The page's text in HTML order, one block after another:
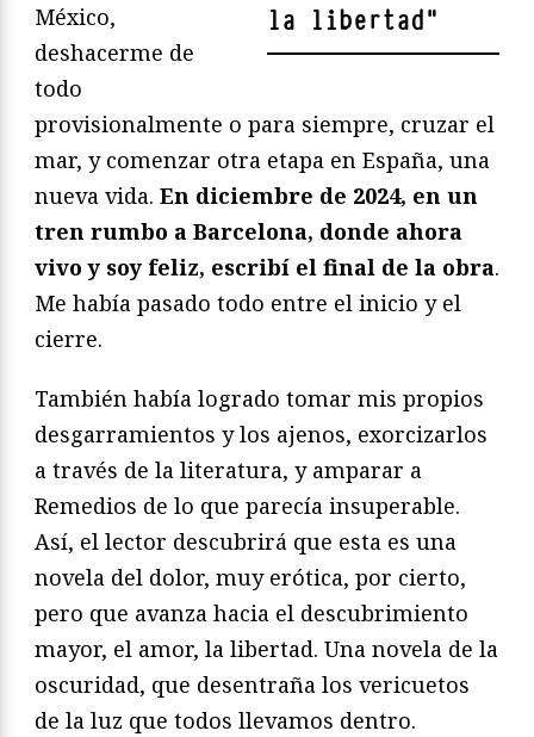
la libertad"
México,
deshacerme de
todo
provisionalmente o para siempre, cruzar el
mar, y comenzar otra etapa en España, una
nueva vida. En diciembre de 2024, en un
tren rumbo a Barcelona, donde ahora
vivo y soy feliz, escribí el final de la obra.
Me había pasado todo entre el inicio y el
cierre.
También había logrado tomar mis propios
desgarramientos y los ajenos, exorcizarlos
a través de la literatura, y amparar a
Remedios de lo que parecía insuperable.
Así, el lector descubrirá que esta es una
novela del dolor, muy erótica, por cierto,
pero que avanza hacia el descubrimiento
mayor, el amor, la libertad. Una novela de la
oscuridad, que desentraña los vericuetos
de la luz que todos llevamos dentro.